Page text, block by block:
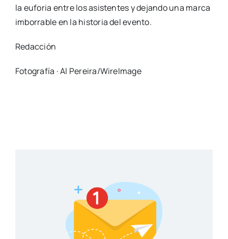
la euforia entre los asistentes y dejando una marca
imborrable en la historia del evento.
Redacción
Fotografía · Al Pereira/WireImage